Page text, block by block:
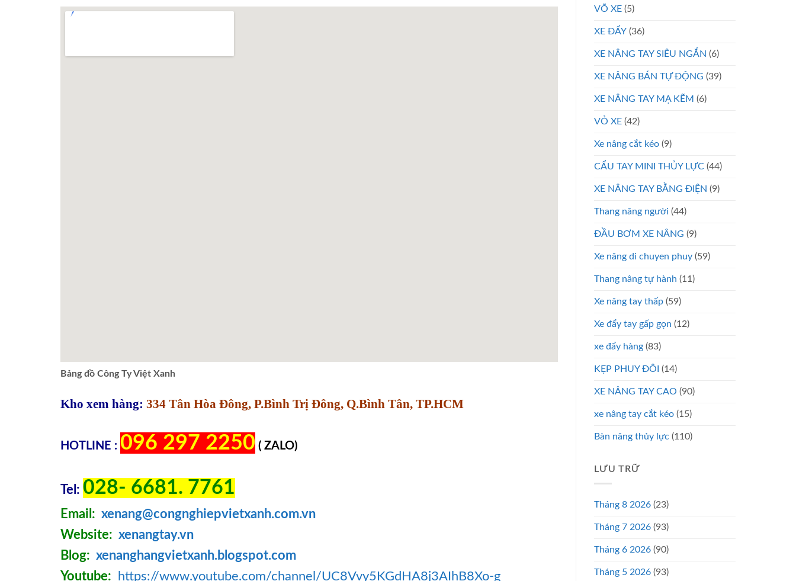
Bảng đồ Công Ty Việt Xanh
Kho xem hàng: 334 Tân Hòa Đông, P.Bình Trị Đông, Q.Bình Tân, TP.HCM
HOTLINE : 096 297 2250 ( ZALO)
Tel: 028- 6681. 7761
Email: xenang@congnghiepvietxanh.com.vn
Website: xenangtay.vn
Blog: xenanghangvietxanh.blogspot.com
Youtube:
https://www.youtube.com/channel/UC8Vvy5KGdHA8j3AIhB8Xo-g
VÕ XE (5)
XE ĐẨY (36)
XE NÂNG TAY SIÊU NGẮN (6)
XE NÂNG BÁN TỰ ĐỘNG (39)
XE NÂNG TAY MẠ KẼM (6)
VỎ XE (42)
Xe nâng cắt kéo (9)
CẨU TAY MINI THỦY LỰC (44)
XE NÂNG TAY BẰNG ĐIỆN (9)
Thang nâng người (44)
ĐẦU BƠM XE NÂNG (9)
Xe nâng di chuyen phuy (59)
Thang nâng tự hành (11)
Xe nâng tay thấp (59)
Xe đẩy tay gấp gọn (12)
xe đẩy hàng (83)
KẸP PHUY ĐÔI (14)
XE NÂNG TAY CAO (90)
xe nâng tay cắt kéo (15)
Bàn nâng thủy lực (110)
LƯU TRỮ
Tháng 8 2026 (23)
Tháng 7 2026 (93)
Tháng 6 2026 (90)
Tháng 5 2026 (93)